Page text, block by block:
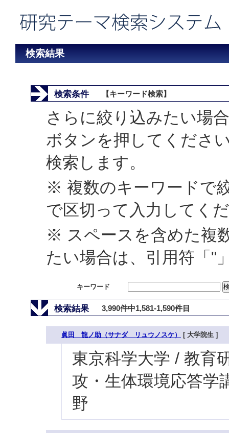
検索結果
検索条件 【キーワード検索】
さらに絞り込みたい場
ボタンを押してくださ
検索します。
※ 複数のキーワードで
で区切って入力してく
※ スペースを含めた複
たい場合は、引用符「"
キーワード
検索結果 3,990件中1,581-1,590件目
眞田 龍ノ助（サナダ リュウノスケ） [ 大学院生 ]
東京科学大学 / 教育
攻・生体環境応答学
野